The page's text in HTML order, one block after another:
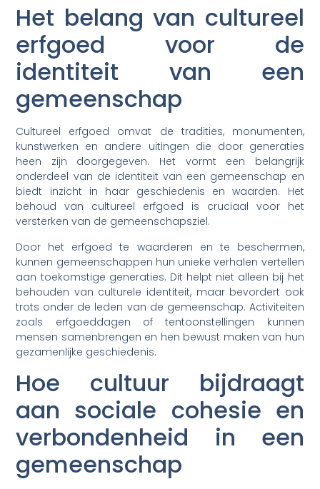
Het belang van cultureel
erfgoed voor de
identiteit van een
gemeenschap
Cultureel erfgoed omvat de tradities, monumenten,
kunstwerken en andere uitingen die door generaties
heen zijn doorgegeven. Het vormt een belangrijk
onderdeel van de identiteit van een gemeenschap en
biedt inzicht in haar geschiedenis en waarden. Het
behoud van cultureel erfgoed is cruciaal voor het
versterken van de gemeenschapsziel.
Door het erfgoed te waarderen en te beschermen,
kunnen gemeenschappen hun unieke verhalen vertellen
aan toekomstige generaties. Dit helpt niet alleen bij het
behouden van culturele identiteit, maar bevordert ook
trots onder de leden van de gemeenschap. Activiteiten
zoals erfgoeddagen of tentoonstellingen kunnen
mensen samenbrengen en hen bewust maken van hun
gezamenlijke geschiedenis.
Hoe cultuur bijdraagt
aan sociale cohesie en
verbondenheid in een
gemeenschap